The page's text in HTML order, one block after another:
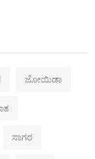
ಜೋಯಿಡಾ
ಸಾಗರ